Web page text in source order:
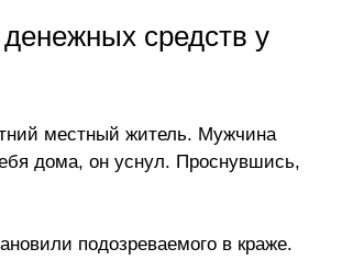
средств у
местный житель. Мужчина
дома, он уснул. Проснувшись,
подозреваемого в краже.